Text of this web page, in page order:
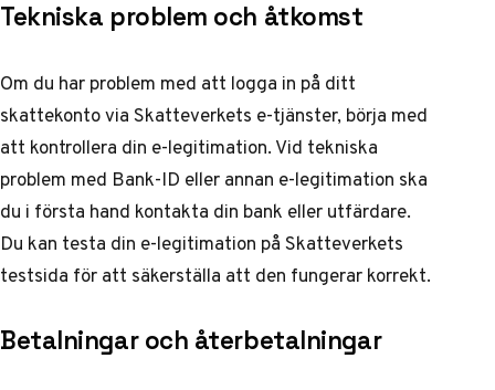
Tekniska problem och åtkomst
Om du har problem med att logga in på ditt
skattekonto via Skatteverkets e-tjänster, börja med
att kontrollera din e-legitimation. Vid tekniska
problem med Bank-ID eller annan e-legitimation ska
du i första hand kontakta din bank eller utfärdare.
Du kan testa din e-legitimation påSkatteverkets
testsida för att säkerställa att den fungerar korrekt.
Betalningar och återbetalningar